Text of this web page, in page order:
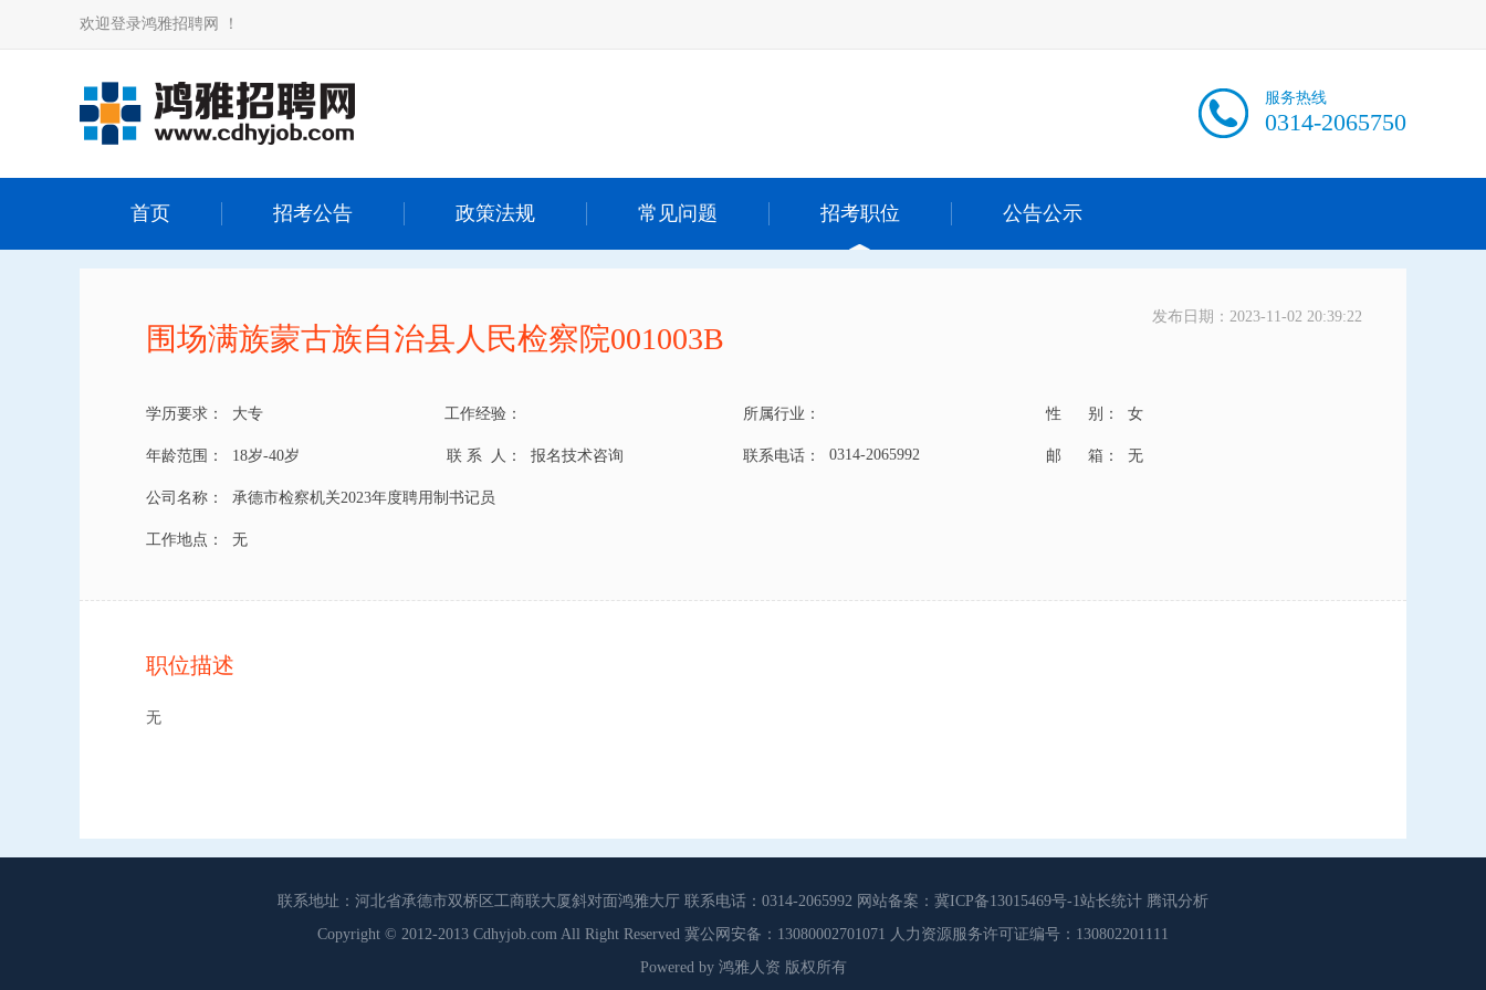
欢迎登录鸿雅招聘网 ！
服务热线
0314-2065750
首页 招考公告 政策法规 常见问题 招考职位 公告公示
发布日期：2023-11-02 20:39:22
围场满族蒙古族自治县人民检察院001003B
学历要求： 大专 工作经验： 所属行业： 性 别： 女
年龄范围： 18岁-40岁 联 系 人： 报名技术咨询 联系电话： 0314-2065992 邮 箱： 无
公司名称： 承德市检察机关2023年度聘用制书记员
工作地点： 无
职位描述
无
联系地址：河北省承德市双桥区工商联大厦斜对面鸿雅大厅 联系电话：0314-2065992 网站备案：冀ICP备13015469号-1站长统计 腾讯分析
Copyright © 2012-2013 Cdhyjob.com All Right Reserved 冀公网安备：13080002701071 人力资源服务许可证编号：130802201111
Powered by 鸿雅人资 版权所有